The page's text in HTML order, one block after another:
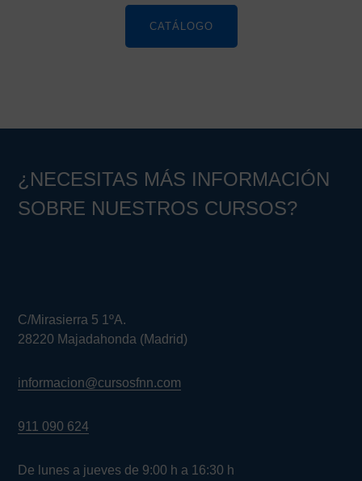
CATÁLOGO
¿NECESITAS MÁS INFORMACIÓN
SOBRE NUESTROS CURSOS?
C/Mirasierra 5 1ºA.
28220 Majadahonda (Madrid)
informacion@cursosfnn.com
911 090 624
De lunes a jueves de 9:00 h a 16:30 h